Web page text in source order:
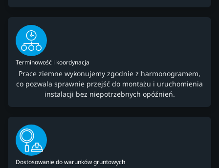
Terminowość i koordynacja
Prace ziemne wykonujemy zgodnie z harmonogramem,
co pozwala sprawnie przejść do montażu i uruchomienia
instalacji bez niepotrzebnych opóźnień.
Dostosowanie do warunków gruntowych